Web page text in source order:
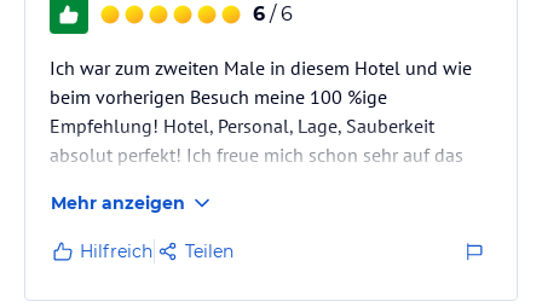
6 / 6
Ich war zum zweiten Male in diesem Hotel und wie
beim vorherigen Besuch meine 100 %ige
Empfehlung! Hotel, Personal, Lage, Sauberkeit
absolut perfekt! Ich freue mich schon sehr auf das
Mehr anzeigen
Hilfreich Teilen